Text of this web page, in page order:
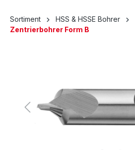
Sortiment HSS & HSSE Bohrer
Zentrierbohrer Form B